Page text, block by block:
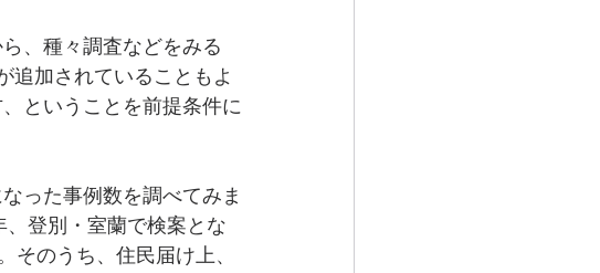
、種々調査などをみる
追加されていることもよ
ということを前提条件に
った事例数を調べてみま
登別・室蘭で検案とな
そのうち、住民届け上、